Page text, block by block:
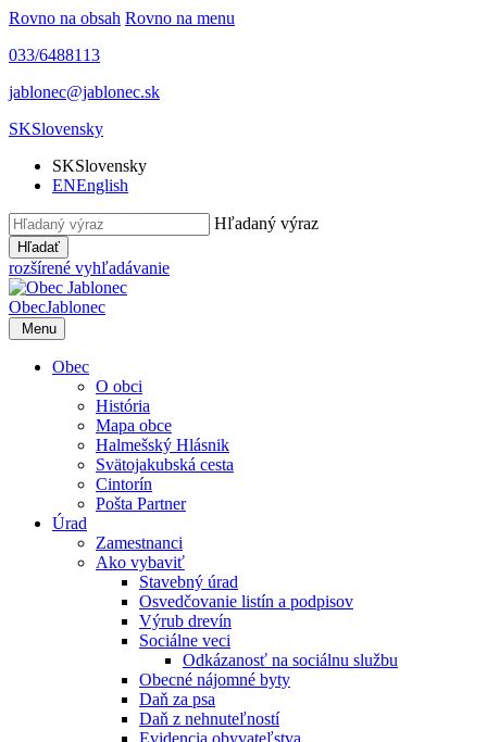
Rovno na obsah Rovno na menu
033/6488113
jablonec@jablonec.sk
SKSlovensky
SKSlovensky
ENEnglish
Hľadaný výraz
Hľadať
rozšírené vyhľadávanie
ObecJablonec
Menu
Obec
O obci
História
Mapa obce
Halmešský Hlásnik
Svätojakubská cesta
Cintorín
Pošta Partner
Úrad
Zamestnanci
Ako vybaviť
Stavebný úrad
Osvedčovanie listín a podpisov
Výrub drevín
Sociálne veci
Odkázanosť na sociálnu službu
Obecné nájomné byty
Daň za psa
Daň z nehnuteľností
Evidencia obyvateľstva